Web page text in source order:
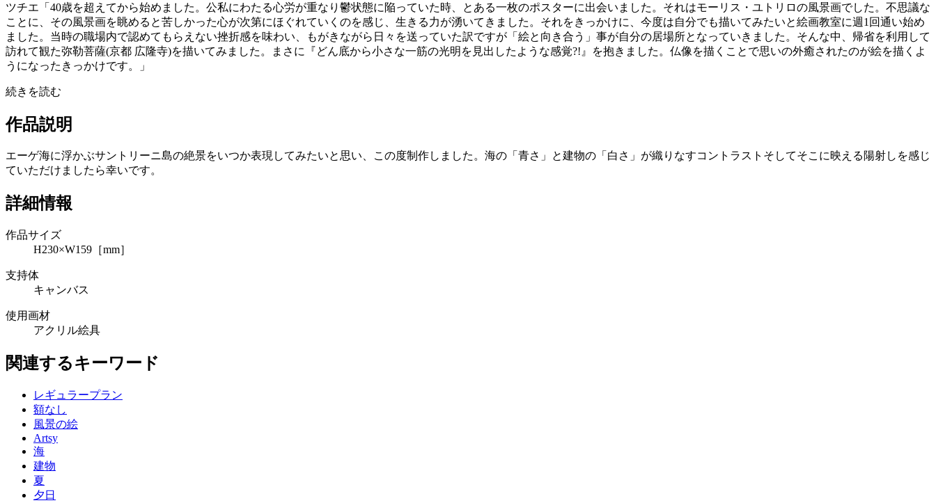
ツチエ「40歳を超えてから始めました。公私にわたる心労が重なり鬱状態に陥っていた時、とある一枚のポスターに出会いました。それはモーリス・ユトリロの風景画でした。不思議な
ことに、その風景画を眺めると苦しかった心が次第にほぐれていくのを感じ、生きる力が湧いてきました。それをきっかけに、今度は自分でも描いてみたいと絵画教室に週1回通い始め
ました。当時の職場内で認めてもらえない挫折感を味わい、もがきながら日々を送っていた訳ですが「絵と向き合う」事が自分の居場所となっていきました。そんな中、帰省を利用して
訪れて観た弥勒菩薩(京都 広隆寺)を描いてみました。まさに『どん底から小さな一筋の光明を見出したような感覚?!』を抱きました。仏像を描くことで思いの外癒されたのが絵を描くよ
うになったきっかけです。」
続きを読む
作品説明
エーゲ海に浮かぶサントリーニ島の絶景をいつか表現してみたいと思い、この度制作しました。海の「青さ」と建物の「白さ」が織りなすコントラストそしてそこに映える陽射しを感じ
ていただけましたら幸いです。
詳細情報
作品サイズ
H230×W159［mm］
支持体
キャンバス
使用画材
アクリル絵具
関連するキーワード
レギュラープラン
額なし
風景の絵
Artsy
海
建物
夏
夕日